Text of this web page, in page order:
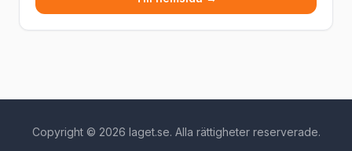
Copyright © 2026 laget.se. Alla rättigheter reserverade.